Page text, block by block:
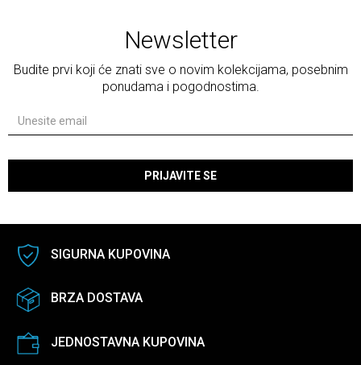
Newsletter
Budite prvi koji će znati sve o novim kolekcijama, posebnim
ponudama i pogodnostima.
PRIJAVITE SE
SIGURNA KUPOVINA
BRZA DOSTAVA
JEDNOSTAVNA KUPOVINA